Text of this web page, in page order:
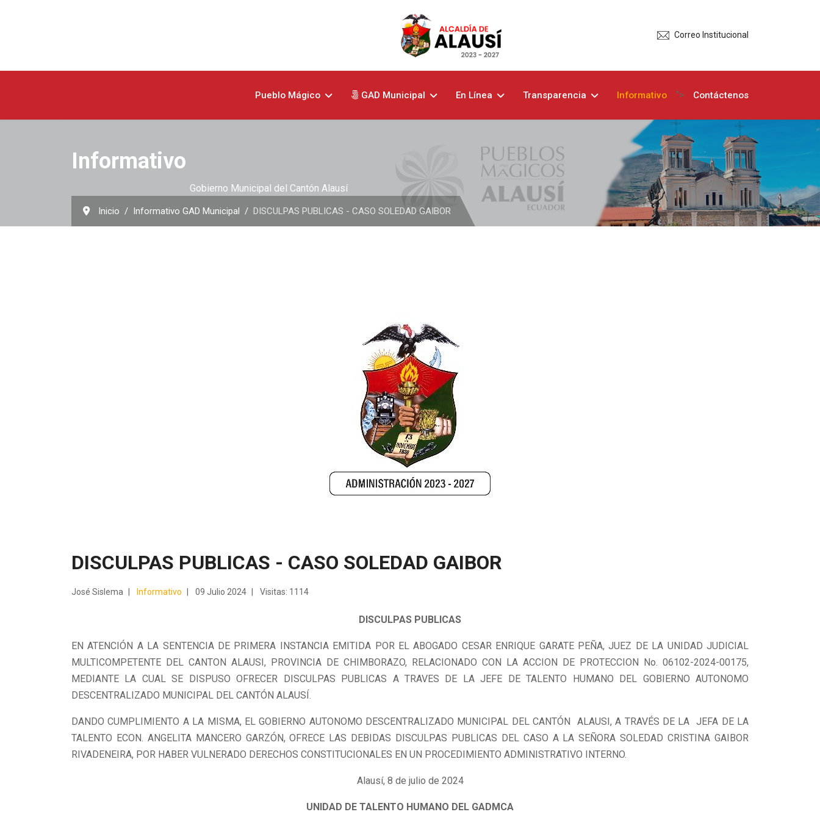
Correo Institucional
Pueblo Mágico GAD Municipal En Línea Transparencia Informativo "> Contáctenos
Informativo
Gobierno Municipal del Cantón Alausí
Inicio Informativo GAD Municipal DISCULPAS PUBLICAS - CASO SOLEDAD GAIBOR
DISCULPAS PUBLICAS - CASO SOLEDAD GAIBOR
José Sislema Informativo 09 Julio 2024 Visitas: 1114
DISCULPAS PUBLICAS
EN ATENCIÓN A LA SENTENCIA DE PRIMERA INSTANCIA EMITIDA POR EL ABOGADO CESAR ENRIQUE GARATE PEÑA, JUEZ DE LA UNIDAD JUDICIAL
MULTICOMPETENTE DEL CANTON ALAUSI, PROVINCIA DE CHIMBORAZO, RELACIONADO CON LA ACCION DE PROTECCION No. 06102-2024-00175,
MEDIANTE LA CUAL SE DISPUSO OFRECER DISCULPAS PUBLICAS A TRAVES DE LA JEFE DE TALENTO HUMANO DEL GOBIERNO AUTONOMO
DESCENTRALIZADO MUNICIPAL DEL CANTÓN ALAUSÍ.
DANDO CUMPLIMIENTO A LA MISMA, EL GOBIERNO AUTONOMO DESCENTRALIZADO MUNICIPAL DEL CANTÓN ALAUSI, A TRAVÉS DE LA JEFA DE LA
TALENTO ECON. ANGELITA MANCERO GARZÓN, OFRECE LAS DEBIDAS DISCULPAS PUBLICAS DEL CASO A LA SEÑORA SOLEDAD CRISTINA GAIBOR
RIVADENEIRA, POR HABER VULNERADO DERECHOS CONSTITUCIONALES EN UN PROCEDIMIENTO ADMINISTRATIVO INTERNO.
Alausí, 8 de julio de 2024
UNIDAD DE TALENTO HUMANO DEL GADMCA